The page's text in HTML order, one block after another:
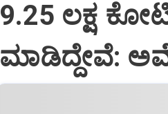
9.25 ಲಕ್ಷ
ಮಾಡಿದ್ದೇವೆ: